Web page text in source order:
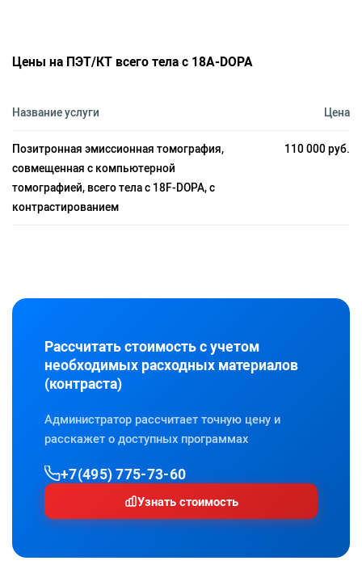
Цены на ПЭТ/КТ всего тела с 18А-DOPA
Название услуги Цена
Позитронная эмиссионная томография,
совмещенная с компьютерной
томографией, всего тела с 18F-DOPA, с
контрастированием
110 000 руб.
Рассчитать стоимость с учетом
необходимых расходных материалов
(контраста)
Администратор рассчитает точную цену и
расскажет о доступных программах
+7(495) 775-73-60
Узнать стоимость